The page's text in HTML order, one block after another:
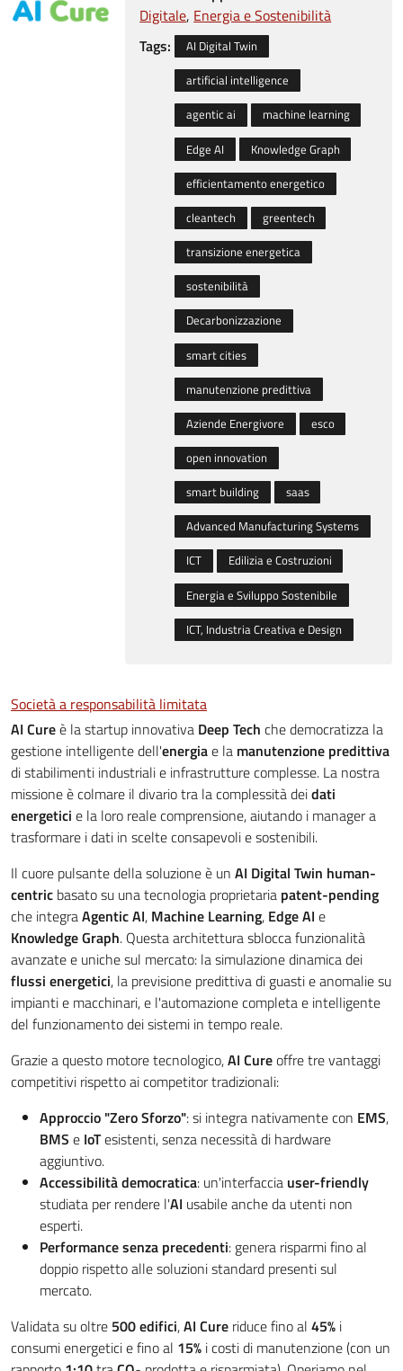
Digitale Energia e Sostenibilità
Tags:
AI Digital Twin
artificial intelligence
agentic ai
machine learning
Edge AI
Knowledge Graph
efficientamento energetico
cleantech
greentech
transizione energetica
sostenibilità
Decarbonizzazione
smart cities
manutenzione predittiva
Aziende Energivore
esco
open innovation
smart building
saas
Advanced Manufacturing Systems
ICT
Edilizia e Costruzioni
Energia e Sviluppo Sostenibile
ICT, Industria Creativa e Design
Società a responsabilità limitata
AI Cureè la startup innovativa Deep Tech che democratizza la
gestione intelligente dell'energiae la manutenzione predittiva
di stabilimenti industriali e infrastrutture complesse. La nostra
missione è colmare il divario tra la complessità deidati
energetici e la loro reale comprensione, aiutando i manager a
trasformare i dati in scelte consapevoli e sostenibili.
Il cuore pulsante della soluzione è un AI Digital Twin human-
centric basato su una tecnologia proprietaria patent-pending
che integraAgentic AI, Machine Learning, Edge AI e
Knowledge Graph. Questa architettura sblocca funzionalità
avanzate e uniche sul mercato: la simulazione dinamica dei
flussi energetici, la previsione predittiva di guasti e anomalie su
impianti e macchinari, e l'automazione completa e intelligente
del funzionamento dei sistemi in tempo reale.
Grazie a questo motore tecnologico,AI Cureoffre tre vantaggi
competitivi rispetto ai competitor tradizionali:
Approccio "Zero Sforzo": si integra nativamente con EMS,
BMS e IoTesistenti, senza necessità di hardware
aggiuntivo.
Accessibilità democratica: un'interfaccia user-friendly
studiata per rendere l'AI usabile anche da utenti non
esperti.
Performance senza precedenti: genera risparmi fino al
doppio rispetto alle soluzioni standard presenti sul
mercato.
Validata su oltre 500 edifici,AI Cure riduce fino al 45% i
consumi energetici e fino al 15% i costi di manutenzione (con un